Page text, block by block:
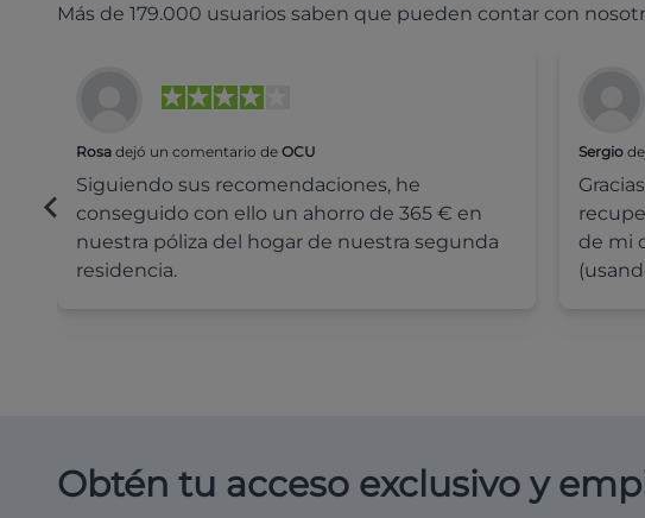
Más de 179.000 usuarios saben que pueden contar con
Rosa dejó un comentario de OCU
Siguiendo sus recomendaciones, he
conseguido con ello un ahorro de 365 € en
nuestra póliza del hogar de nuestra segunda
residencia.
Sergio
de mi
Obtén tu acceso exclusivo y